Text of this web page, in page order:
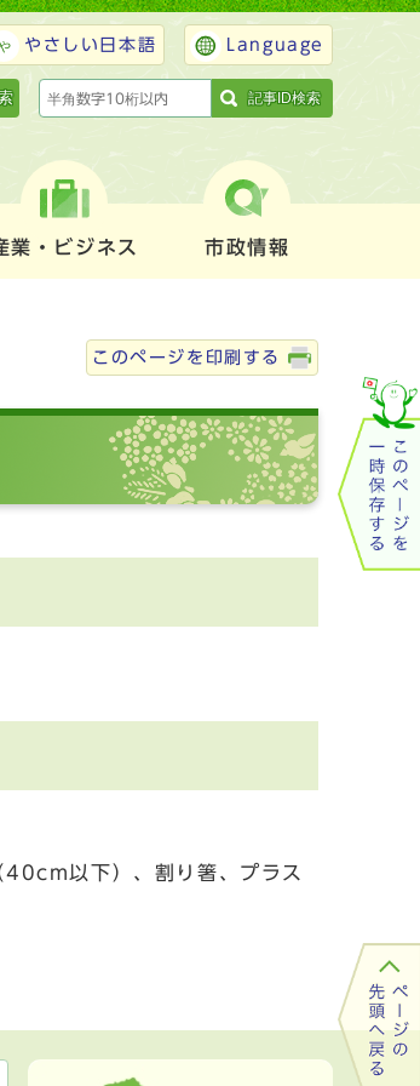
やさしい日本語 Language
記事ID検索
業・ビジネス 市政情報
このページを印刷する
40cm以下）、割り箸、プラス